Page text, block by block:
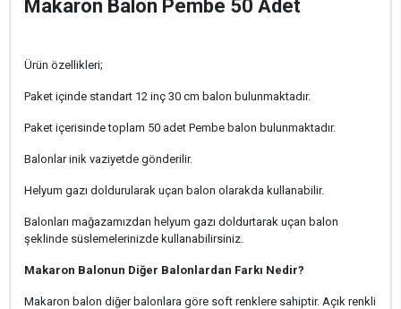
Makaron Balon Pembe 50 Adet
Ürün özellikleri;
Paket içinde standart 12 inç 30 cm balon bulunmaktadır.
Paket içerisinde toplam 50 adet Pembe balon bulunmaktadır.
Balonlar inik vaziyetde gönderilir.
Helyum gazı doldurularak uçan balon olarakda kullanabilir.
Balonları mağazamızdan helyum gazı doldurtarak uçan balon
şeklinde süslemelerinizde kullanabilirsiniz.
Makaron Balonun Diğer Balonlardan Farkı Nedir?
Makaron balon diğer balonlara göre soft renklere sahiptir. Açık renkli